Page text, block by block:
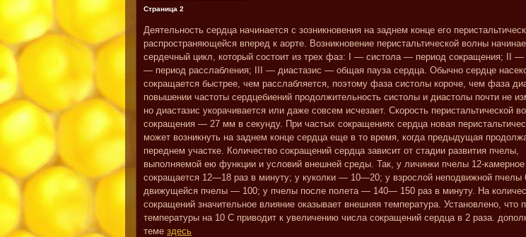
Страница 2
Деятельность сердца начинается с зозникновения на заднем конце его
распространяющейся вперед к аорте. Возникновение перистальтической волны
сердечный цикл, который состоит из трех фаз: I — систола — период сокращения; II —
— период расслабления; III — диастазис — общая пауза сердца. Обычно сердце
сокращается быстрее, чем расслабляется, поэтому фаза систолы короче, чем фаза
повышении частоты сердцебиений продолжительность систолы и диастолы почти не
но диастазис укорачивается или даже совсем исчезает. Скорость перистальтической
сокращения — 27 мм в секунду. При частых сокращениях сердца новая
может возникнуть на заднем конце сердца еще в то время, когда предыдущая
переднем участке. Количество сокращений сердца зависит от стадии развития пчелы,
выполняемой ею функции и условий внешней среды. Так, у личинки пчелы 12-
сокращается 12—18 раз в минуту; у куколки — 10—20; у взрослой неподвижной пчелы
движущейся пчелы — 100; у пчелы после полета — 140— 150 раз в минуту. На
сокращений значительное влияние оказывает внешняя температура. Установлено, что
температуры на 10 С приводит к увеличению числа сокращений сердца в 2 раза.
теме здесь